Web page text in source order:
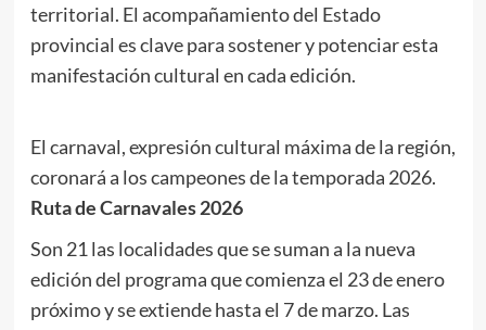
territorial. El acompañamiento del Estado
provincial es clave para sostener y potenciar esta
manifestación cultural en cada edición.
El carnaval, expresión cultural máxima de la región,
coronará a los campeones de la temporada 2026.
Ruta de Carnavales 2026
Son 21 las localidades que se suman a la nueva
edición del programa que comienza el 23 de enero
próximo y se extiende hasta el 7 de marzo. Las